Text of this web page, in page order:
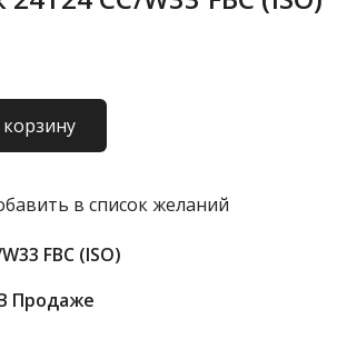
в список желаний
FBC (ISO)
Продаже